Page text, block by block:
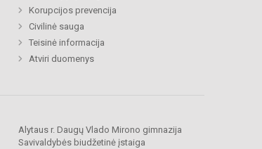
Korupcijos prevencija
Civilinė sauga
Teisinė informacija
Atviri duomenys
Alytaus r. Daugų Vlado Mirono gimnazija
Savivaldybės biudžetinė įstaiga